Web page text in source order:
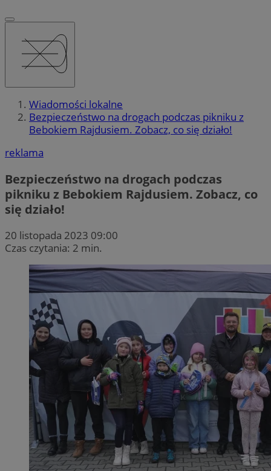
Wiadomości lokalne
Bezpieczeństwo na drogach podczas pikniku z
Bebokiem Rajdusiem. Zobacz, co się działo!
reklama
Bezpieczeństwo na drogach podczas
pikniku z Bebokiem Rajdusiem. Zobacz, co
się działo!
20 listopada 2023 09:00
Czas czytania: 2 min.